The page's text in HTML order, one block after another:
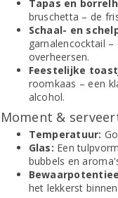
Tapas en
bruschetta – de
Schaal- en
garnalencocktail
overheersen.
Feestelijke
roomkaas – een
alcohol.
Moment &
Temperatuur:
Glas: Een
bubbels en
het lekkerst